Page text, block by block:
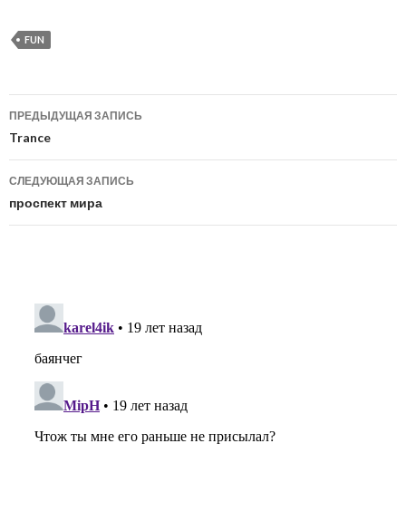
FUN
Навигация
по
записям
ПРЕДЫДУЩАЯ ЗАПИСЬ
Trance
СЛЕДУЮЩАЯ ЗАПИСЬ
проспект мира